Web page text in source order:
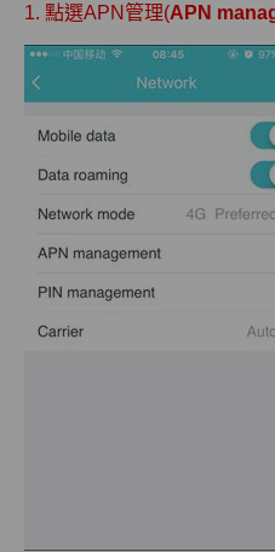
1. 點選APN管理(APN